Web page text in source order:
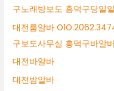
구노래방보도 흥덕구당일
대전룸알바
구보도사무실 흥덕구바알
대전바알바
대전밤알바